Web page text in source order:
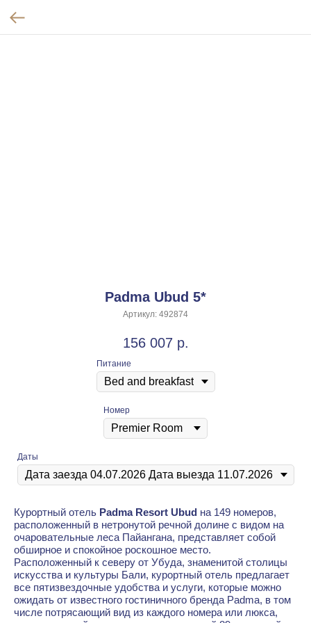
Padma Ubud 5*
Артикул: 492874
156 007 р.
Питание
Номер
Даты
Курортный отель Padma Resort Ubud на 149 номеров,
расположенный в нетронутой речной долине с видом на
очаровательные леса Пайангана, представляет собой
обширное и спокойное роскошное место.
Расположенный к северу от Убуда, знаменитой столицы
искусства и культуры Бали, курортный отель предлагает
все пятизвездочные удобства и услуги, которые можно
ожидать от известного гостиничного бренда Padma, в том
числе потрясающий вид из каждого номера или люкса,